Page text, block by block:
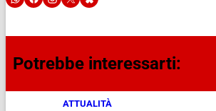
Potrebbe interessarti:
ATTUALITÀ